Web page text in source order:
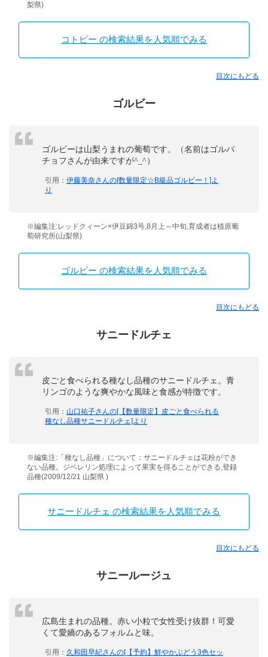
梨県)
コトピー の検索結果を人気順でみる
目次にもどる
ゴルビー
ゴルビーは山梨うまれの葡萄です。（名前はゴルバ
チョフさんが由来ですが^_^）
引用： 伊藤美奈さんの[数量限定☆B級品ゴルビー！]よ
り
※編集注:レッドクィーン×伊豆錦3号,8月上～中旬,育成者は植原葡
萄研究所(山梨県)
ゴルビー の検索結果を人気順でみる
目次にもどる
サニードルチェ
皮ごと食べられる種なし品種のサニードルチェ。青
リンゴのような爽やかな風味と食感が特徴です。
引用： 山口祐子さんの[【数量限定】皮ごと食べられる
種なし品種サニードルチェ]より
※編集注:「種なし品種」について：サニードルチェは花粉ができ
ない品種。ジベレリン処理によって果実を得ることができる,登録
品種(2009/12/21 山梨県 )
サニードルチェ の検索結果を人気順でみる
目次にもどる
サニールージュ
広島生まれの品種。赤い小粒で女性受け抜群！可愛
くて愛嬌のあるフォルムと味。
引用： 久和田早紀さんの[【予約】鮮やかぶどう3色セッ